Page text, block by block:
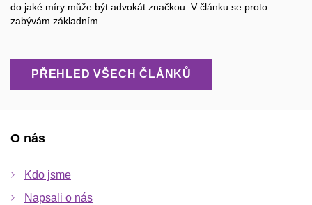
do jaké míry může být advokát značkou. V článku se proto
zabývám základním...
PŘEHLED VŠECH ČLÁNKŮ
O nás
Kdo jsme
Napsali o nás